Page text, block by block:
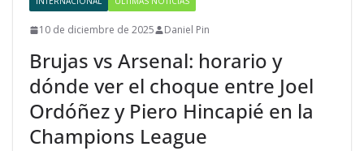
10 de diciembre de 2025 Daniel Pin
Brujas vs Arsenal: horario y
dónde ver el choque entre Joel
Ordóñez y Piero Hincapié en la
Champions League